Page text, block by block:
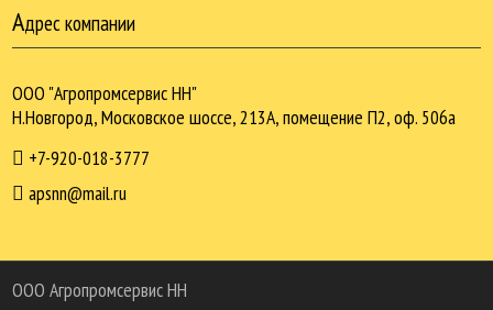
Адрес компании
ООО "Агропромсервис НН"
Н.Новгород, Московское шоссе, 213А, помещение П2, оф. 506а
+7-920-018-3777
apsnn@mail.ru
ООО Агропромcервис НН